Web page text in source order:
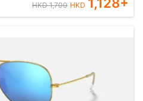
HKD1,700 HKD